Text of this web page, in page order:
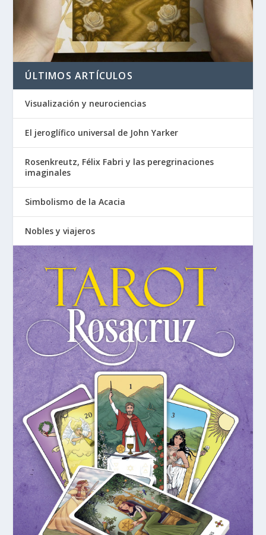
ÚLTIMOS ARTÍCULOS
Visualización y neurociencias
El jeroglífico universal de John Yarker
Rosenkreutz, Félix Fabri y las peregrinaciones
imaginales
Simbolismo de la Acacia
Nobles y viajeros